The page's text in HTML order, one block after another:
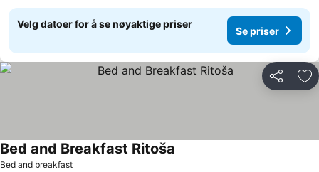
Velg datoer for å se nøyaktige priser
Se priser
Del
Bed and breakfast
Bed and Breakfast Ritoša